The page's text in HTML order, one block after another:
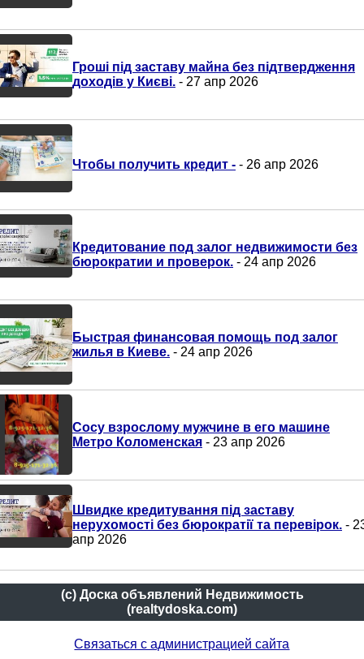
Гроші під заставу майна без підтвердження
доходів у Києві. - 27 апр 2026
Чтобы получить кредит - - 26 апр 2026
Кредитование под залог недвижимости без
бюрократии и проверок. - 24 апр 2026
Быстрая финансовая помощь под залог
жилья в Киеве. - 24 апр 2026
Сосу взрослому мужчине в его машине
Метро Коломенская - 23 апр 2026
Швидке кредитування під заставу
нерухомості без бюрократії та перевірок. -
апр 2026
(c) Доска объявлений Недвижимость
(realtydoska.com)
Связаться с администрацией сайта